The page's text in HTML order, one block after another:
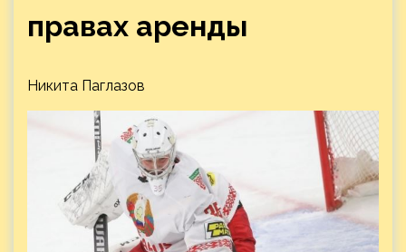
правах аренды
Никита Паглазов